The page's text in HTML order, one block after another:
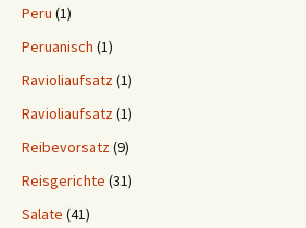
Peru (1)
Peruanisch (1)
Ravioliaufsatz(1)
Ravioliaufsatz(1)
Reibevorsatz(9)
Reisgerichte (31)
Salate (41)